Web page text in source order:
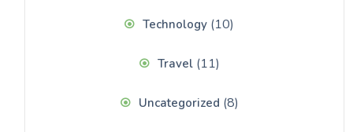
Technology (10)
Travel(11)
Uncategorized (8)